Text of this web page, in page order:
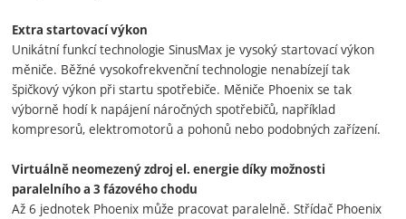
Extra startovací výkon
Unikátní funkcí technologie SinusMax je vysoký startovací výkon
měniče. Běžné vysokofrekvenční technologie nenabízejí tak
špičkový výkon při startu spotřebiče. Měniče Phoenix se tak
výborně hodí k napájení náročných spotřebičů, například
kompresorů, elektromotorů a pohonů nebo podobných zařízení.
Virtuálně neomezený zdroj el. energie díky možnosti
paralelního a 3 fázového chodu
Až 6 jednotek Phoenix může pracovat paralelně. Střídač Phoenix